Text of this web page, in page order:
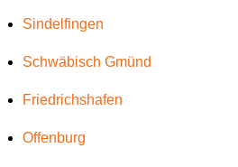
Sindelfingen
Schwäbisch Gmünd
Friedrichshafen
Offenburg